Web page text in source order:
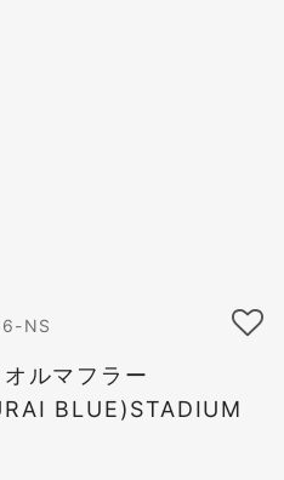
NS
ルマフラー
BLUE)STADIUM